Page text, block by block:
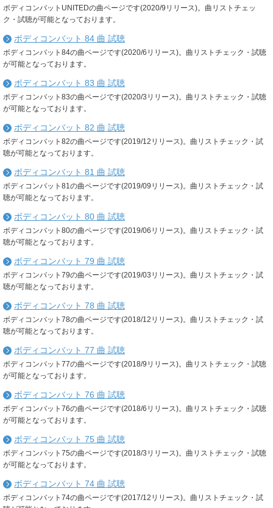
ボディコンバットUNITEDの曲ページです(2020/9リリース)。曲リストチェッ
ク・試聴が可能となっております。
ボディコンバット 84 曲 試聴
ボディコンバット84の曲ページです(2020/6リリース)。曲リストチェック・試聴
が可能となっております。
ボディコンバット 83 曲 試聴
ボディコンバット83の曲ページです(2020/3リリース)。曲リストチェック・試聴
が可能となっております。
ボディコンバット 82 曲 試聴
ボディコンバット82の曲ページです(2019/12リリース)。曲リストチェック・試
聴が可能となっております。
ボディコンバット 81 曲 試聴
ボディコンバット81の曲ページです(2019/09リリース)。曲リストチェック・試
聴が可能となっております。
ボディコンバット 80 曲 試聴
ボディコンバット80の曲ページです(2019/06リリース)。曲リストチェック・試
聴が可能となっております。
ボディコンバット 79 曲 試聴
ボディコンバット79の曲ページです(2019/03リリース)。曲リストチェック・試
聴が可能となっております。
ボディコンバット 78 曲 試聴
ボディコンバット78の曲ページです(2018/12リリース)。曲リストチェック・試
聴が可能となっております。
ボディコンバット 77 曲 試聴
ボディコンバット77の曲ページです(2018/9リリース)。曲リストチェック・試聴
が可能となっております。
ボディコンバット 76 曲 試聴
ボディコンバット76の曲ページです(2018/6リリース)。曲リストチェック・試聴
が可能となっております。
ボディコンバット 75 曲 試聴
ボディコンバット75の曲ページです(2018/3リリース)。曲リストチェック・試聴
が可能となっております。
ボディコンバット 74 曲 試聴
ボディコンバット74の曲ページです(2017/12リリース)。曲リストチェック・試